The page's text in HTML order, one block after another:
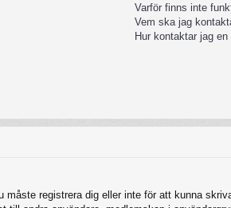
Varför finns inte
Vem ska jag
Hur kontaktar jag
registrera dig eller inte för att kunna